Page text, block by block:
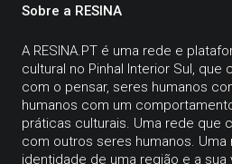
Sobre a RESINA
A RESINA.PT é uma rede e
cultural no Pinhal Interior Sul, que
com o pensar, seres humanos
humanos com um
práticas culturais. Uma rede que
com outros seres humanos. Uma
identidade de uma região e a